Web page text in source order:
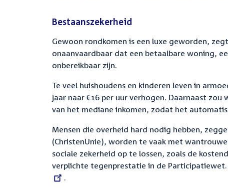
Bestaanszekerheid
Gewoon rondkomen is een luxe geworden,
onaanvaardbaar dat een betaalbare woning,
onbereikbaar zijn.
Te veel huishoudens en kinderen leven in
jaar naar €16 per uur verhogen. Daarnaast
van het mediane inkomen, zodat het
Mensen die overheid hard nodig hebben,
(ChristenUnie), worden te vaak met
sociale zekerheid op te lossen, zoals de
verplichte tegenprestatie in de
.